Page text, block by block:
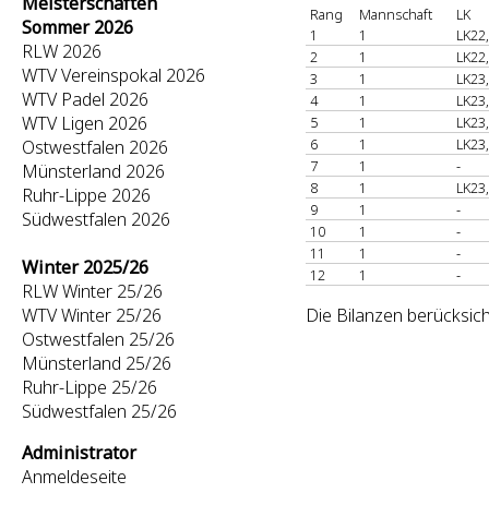
Sommer 2026
RLW 2026
WTV Vereinspokal 2026
WTV Padel 2026
WTV Ligen 2026
Ostwestfalen 2026
Münsterland 2026
Ruhr-Lippe 2026
Südwestfalen 2026
Winter 2025/26
RLW Winter 25/26
WTV Winter 25/26
Ostwestfalen 25/26
Münsterland 25/26
Ruhr-Lippe 25/26
Südwestfalen 25/26
Administrator
Anmeldeseite
Rang Mannschaft
LK
1
1
2
1
3
1
4
1
5
1
6
1
7
1
-
8
1
9
1
-
10
1
-
11
1
-
12
1 -
Die Bilanzen